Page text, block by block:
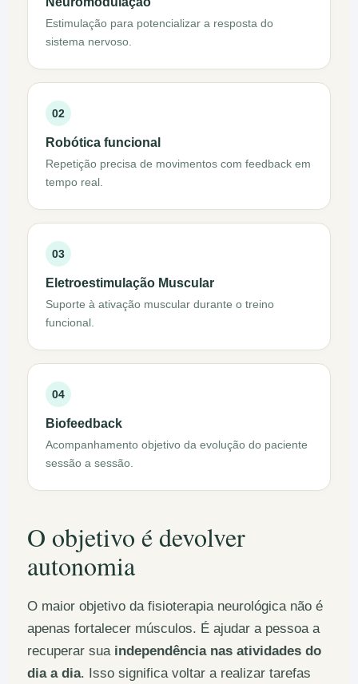
Estimulação para potencializar a resposta do
sistema nervoso.
02
Robótica funcional
Repetição precisa de movimentos com feedback em
tempo real.
03
Eletroestimulação Muscular
Suporte à ativação muscular durante o treino
funcional.
04
Biofeedback
Acompanhamento objetivo da evolução do paciente
sessão a sessão.
O objetivo é devolver
autonomia
O maior objetivo da fisioterapia neurológica não é
apenas fortalecer músculos. É ajudar a pessoa a
recuperar sua independência nas atividades do
dia a dia. Isso significa voltar a realizar tarefas